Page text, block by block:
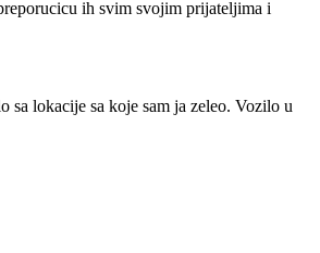
ih svim svojim prijateljima i
sa lokacije sa koje sam ja zeleo. Vozilo u